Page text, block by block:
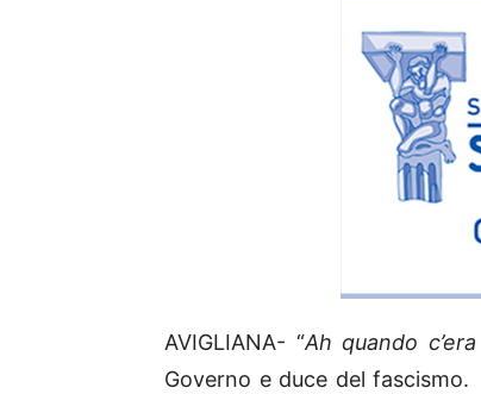
AVIGLIANA- “Ah quando
Governo e duce del